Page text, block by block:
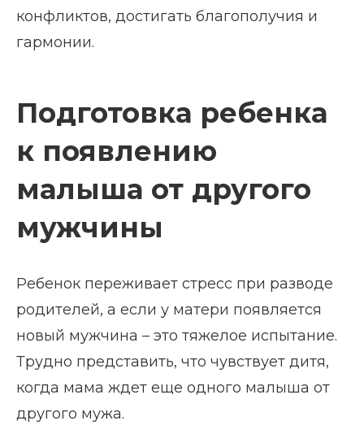
конфликтов, достигать благополучия и
гармонии.
Подготовка ребенка
к появлению
малыша от другого
мужчины
Ребенок переживает стресс при разводе
родителей, а если у матери появляется
новый мужчина – это тяжелое испытание.
Трудно представить, что чувствует дитя,
когда мама ждет еще одного малыша от
другого мужа.